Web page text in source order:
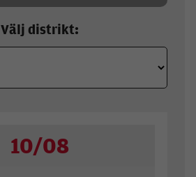
Välj distrikt:
10/08